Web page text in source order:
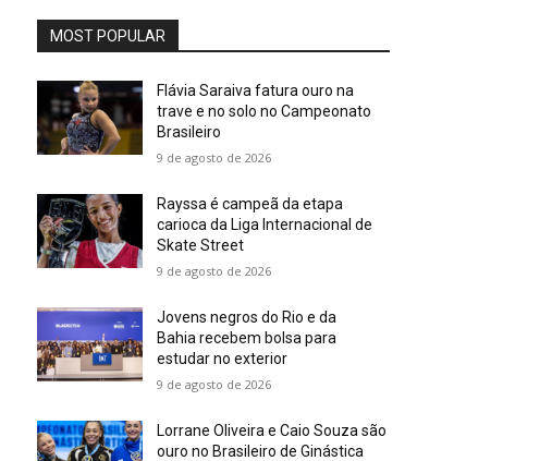
MOST POPULAR
Flávia Saraiva fatura ouro na
trave e no solo no Campeonato
Brasileiro
9 de agosto de 2026
Rayssa é campeã da etapa
carioca da Liga Internacional de
Skate Street
9 de agosto de 2026
Jovens negros do Rio e da
Bahia recebem bolsa para
estudar no exterior
9 de agosto de 2026
Lorrane Oliveira e Caio Souza são
ouro no Brasileiro de Ginástica